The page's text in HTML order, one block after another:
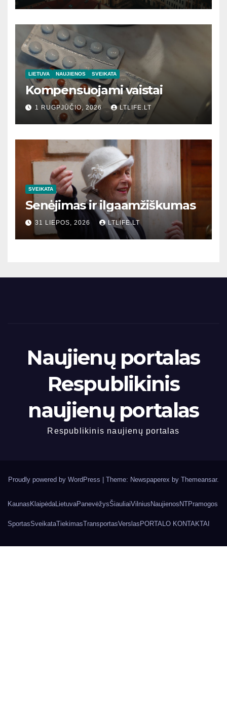
LIETUVA NAUJIENOS SVEIKATA
Kompensuojami vaistai
1 RUGPJŪČIO, 2026 LTLIFE.LT
SVEIKATA
Senėjimas ir ilgaamžiškumas
31 LIEPOS, 2026 LTLIFE.LT
Naujienų portalas
Respublikinis
naujienų portalas
Respublikinis naujienų portalas
Proudly powered by WordPress Theme: Newspaperex by Themeansar.
Kaunas KlaipėdaLietuvaPanevėžysŠiauliaiVilnius Naujienos NTPramogos
SportasSveikataTiekimasTransportasVerslas PORTALO KONTAKTAI